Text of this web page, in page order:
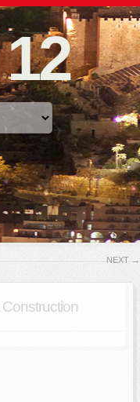
NEXT →
Construction